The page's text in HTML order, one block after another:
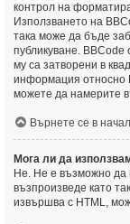
контрол на
Използването на
така може да бъде
публикуване. BBCode
му са затворени в
информация относно
можете да намерите
Върнете се в
Мога ли да
Не. Не е възможно да
възпроизведе като
извършва с HTML,